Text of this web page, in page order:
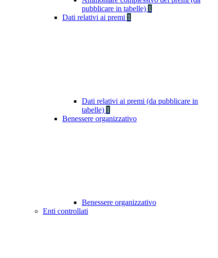
pubblicare in tabelle) 1
Dati relativi ai premi 1
Dati relativi ai premi (da pubblicare in
tabelle) 1
Benessere organizzativo
Benessere organizzativo
Enti controllati